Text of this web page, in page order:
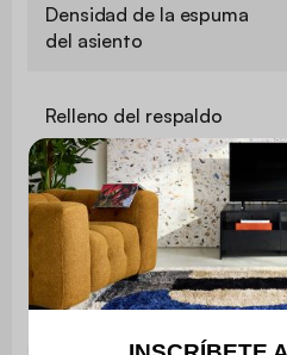
Densidad de la espuma
del asiento
Relleno del respaldo
Relleno de cojines
pequeños
Comodidad del asiento